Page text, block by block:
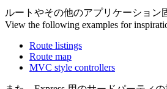
ルートやその他のアプリケーション
View the following examples for
Route listings
Route map
MVC style controllers